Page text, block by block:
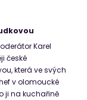
Karel
české
která ve svých
v olomoucké
ji na kuchařině